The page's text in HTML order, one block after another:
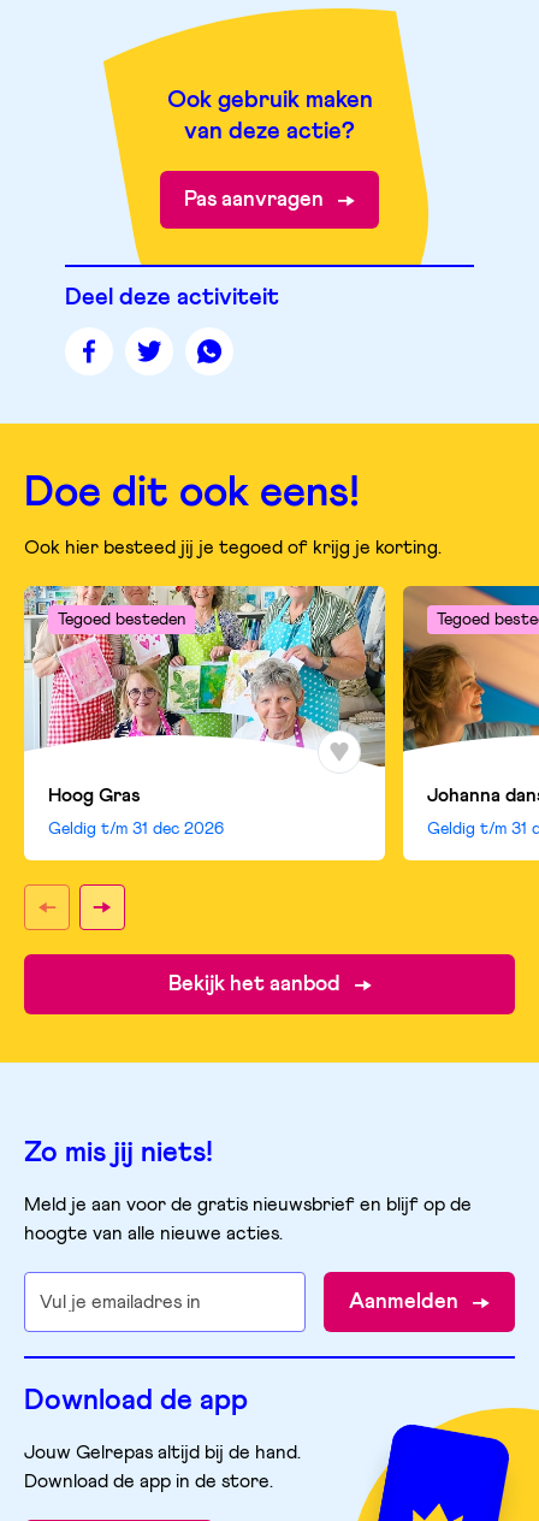
Ook gebruik maken
van deze actie?
Pas aanvragen
Deel deze activiteit
Deel
pagina
facebook
Deel
pagina
twitter
Deel
pagina
whatsapp
Doe dit ook eens!
Ook hier besteed jij je tegoed of krijg je korting.
Tegoed besteden
Hoog Gras
Geldig t/m 31 dec 2026
Tegoed
Johanna
Geldig t/m 31
Bekijk het aanbod
Zo mis jij niets!
Meld je aan voor de gratis nieuwsbrief en blijf op de
hoogte van alle nieuwe acties.
Aanmelden
Download de app
Jouw Gelrepas altijd bij de hand.
Download de app in de store.